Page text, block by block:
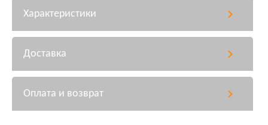
Характеристики
Доставка
Оплата и возврат